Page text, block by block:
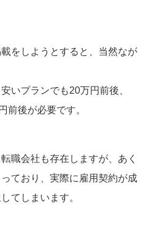
をしようとすると、当然なが
いプランでも20万円前後、
前後が必要です。
職会社も存在しますが、あく
ており、実際に雇用契約が成
てしまいます。